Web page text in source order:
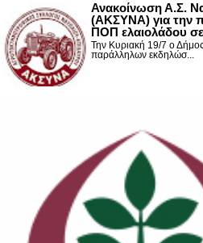
Ανακοίνωση Α.Σ.
(ΑΚΣΥΝΑ) για την
ΠΟΠ ελαιολάδου
Την Κυριακή 19/7 ο
παράλληλων εκδηλώσ...